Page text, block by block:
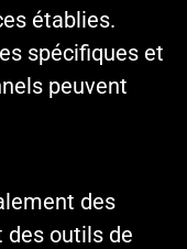
établies.
spécifiques et
peuvent
des
des outils de